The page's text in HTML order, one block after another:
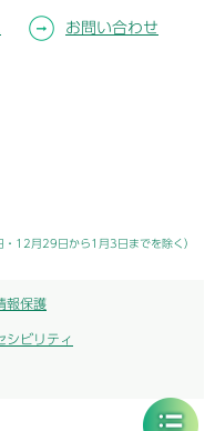
お問い合わせ
12月29日から1月3日までを除く）
報保護
シビリティ